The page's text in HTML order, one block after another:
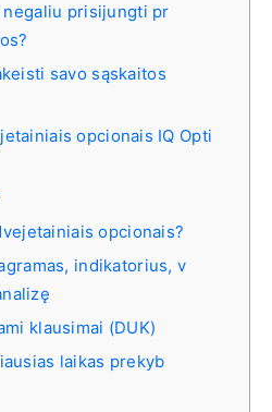
negaliu prisijungti pr
savo sąskaitos
opcionais IQ Opti
opcionais?
indikatorius, v
klausimai (DUK)
laikas prekyb